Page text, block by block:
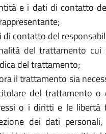
e i dati di contatto
di contatto del
del trattamento cui
del trattamento;
il trattamento sia
del trattamento o
o i diritti e le libertà
dei dati